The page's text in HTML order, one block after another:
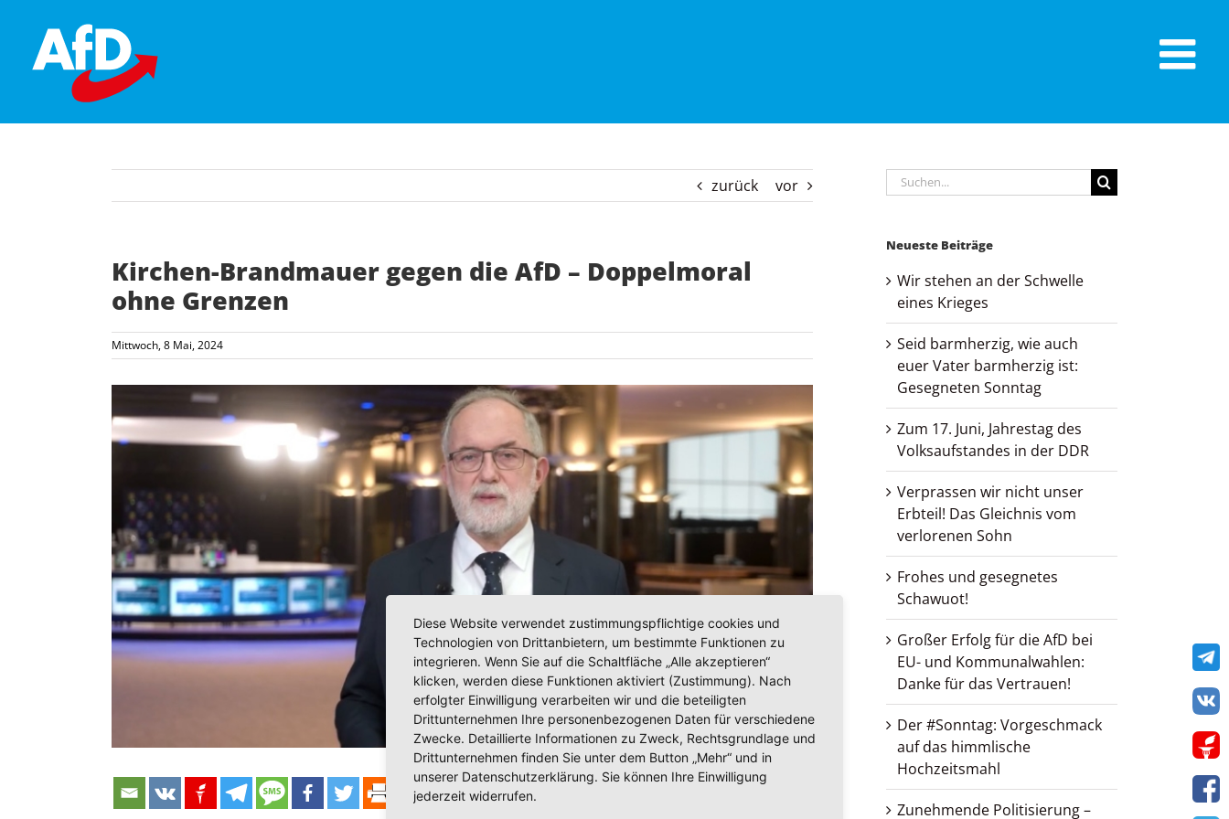
content
zurück vor
Kirchen-Brandmauer gegen die AfD – Doppelmoral
ohne Grenzen
Mittwoch, 8 Mai, 2024
grösseres
Bild
Suche
nach:
Neueste Beiträge
Wir stehen an der Schwelle
eines Krieges
Seid barmherzig, wie auch
euer Vater barmherzig ist:
Gesegneten Sonntag
Zum 17. Juni, Jahrestag des
Volksaufstandes in der DDR
Verprassen wir nicht unser
Erbteil! Das Gleichnis vom
verlorenen Sohn
Frohes und gesegnetes
Schawuot!
Großer Erfolg für die AfD bei
EU- und Kommunalwahlen:
Danke für das Vertrauen!
Der #Sonntag: Vorgeschmack
auf das himmlische
Hochzeitsmahl
Zunehmende Politisierung –
Diese Website verwendet zustimmungspflichtige cookies und
Technologien von Drittanbietern, um bestimmte Funktionen zu
integrieren. Wenn Sie auf die Schaltfläche „Alle akzeptieren“
klicken, werden diese Funktionen aktiviert (Zustimmung). Nach
erfolgter Einwilligung verarbeiten wir und die beteiligten
Drittunternehmen Ihre personenbezogenen Daten für verschiedene
Zwecke. Detaillierte Informationen zu Zweck, Rechtsgrundlage und
Drittunternehmen finden Sie unter dem Button „Mehr“ und in
unserer Datenschutzerklärung. Sie können Ihre Einwilligung
jederzeit widerrufen.